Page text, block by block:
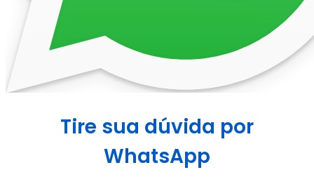
Tire sua dúvida por
WhatsApp